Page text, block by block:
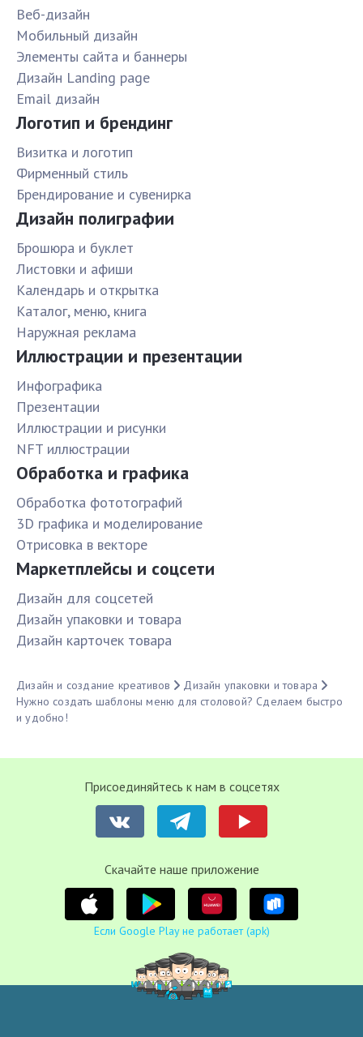
Веб-дизайн
Мобильный дизайн
Элементы сайта и баннеры
Дизайн Landing page
Email дизайн
Логотип и брендинг
Визитка и логотип
Фирменный стиль
Брендирование и сувенирка
Дизайн полиграфии
Брошюра и буклет
Листовки и афиши
Календарь и открытка
Каталог, меню, книга
Наружная реклама
Иллюстрации и презентации
Инфографика
Презентации
Иллюстрации и рисунки
NFT иллюстрации
Обработка и графика
Обработка фототографий
3D графика и моделирование
Отрисовка в векторе
Маркетплейсы и соцсети
Дизайн для соцсетей
Дизайн упаковки и товара
Дизайн карточек товара
Дизайн и создание креативов
Дизайн упаковки и товара
Нужно создать шаблоны меню для столовой? Сделаем быстро
и удобно!
Присоединяйтесь к нам в соцсетях
Cкачайте наше приложение
Если Google Play не работает (apk)